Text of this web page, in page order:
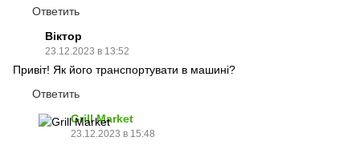
Ответить
Віктор
23.12.2023 в 13:52
Привіт! Як його транспортувати в машині?
Ответить
Grill Market
23.12.2023 в 15:48